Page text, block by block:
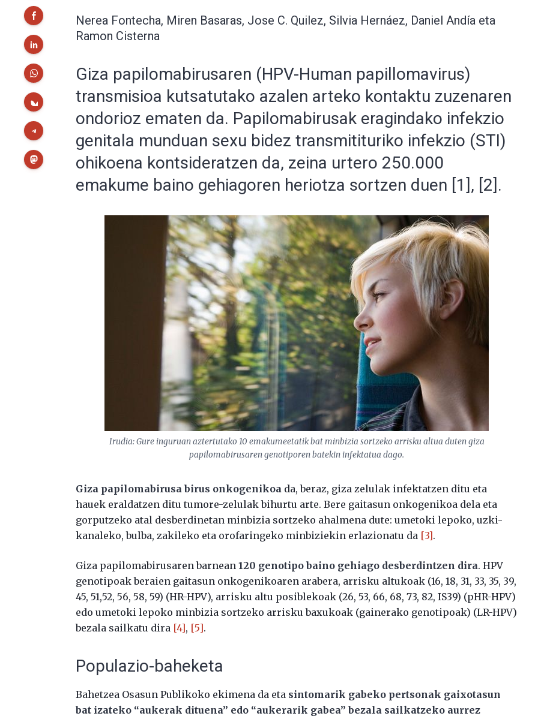
Nerea Fontecha, Miren Basaras, Jose C. Quilez, Silvia Hernáez, Daniel Andía eta
Ramon Cisterna
Giza papilomabirusaren (HPV-Human papillomavirus)
transmisioa kutsatutako azalen arteko kontaktu zuzenaren
ondorioz ematen da. Papilomabirusak eragindako infekzio
genitala munduan sexu bidez transmitituriko infekzio (STI)
ohikoena kontsideratzen da, zeina urtero 250.000
emakume baino gehiagoren heriotza sortzen duen [1], [2].
Irudia: Gure inguruan aztertutako 10 emakumeetatik bat minbizia sortzeko arrisku altua duten giza
papilomabirusaren genotiporen batekin infektatua dago.
Giza papilomabirusa birus onkogenikoa da, beraz, giza zelulak infektatzen ditu eta
hauek eraldatzen ditu tumore-zelulak bihurtu arte. Bere gaitasun onkogenikoa dela eta
gorputzeko atal desberdinetan minbizia sortzeko ahalmena dute: umetoki lepoko, uzki-
kanaleko, bulba, zakileko eta orofaringeko minbiziekin erlazionatu da [3].
Giza papilomabirusaren barnean 120 genotipo baino gehiago desberdintzen dira. HPV
genotipoak beraien gaitasun onkogenikoaren arabera, arrisku altukoak (16, 18, 31, 33, 35, 39,
45, 51,52, 56, 58, 59) (HR-HPV), arrisku altu posiblekoak (26, 53, 66, 68, 73, 82, IS39) (pHR-HPV)
edo umetoki lepoko minbizia sortzeko arrisku baxukoak (gainerako genotipoak) (LR-HPV)
bezala sailkatu dira [4], [5].
Populazio-baheketa
Bahetzea Osasun Publikoko ekimena da eta sintomarik gabeko pertsonak gaixotasun
bat izateko “aukerak dituena” edo “aukerarik gabea” bezala sailkatzeko aurrez